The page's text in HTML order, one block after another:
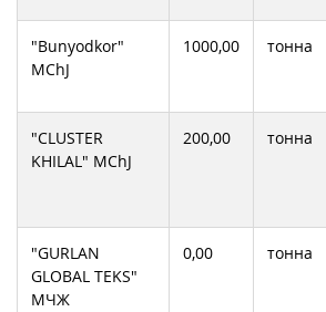
УП "APK CHINOZ"
"Bunyodkor"
MChJ
1000,00 тонна
"CLUSTER
KHILAL" MChJ
200,00 тонна
"GURLAN
GLOBAL TEKS"
МЧЖ
0,00 тонна